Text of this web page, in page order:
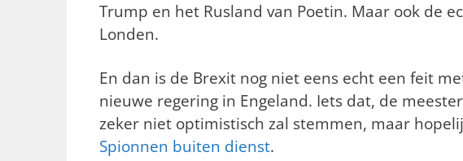
Trump en het Rusland van Poetin. Maar ook de
Londen.
En dan is de Brexit nog niet eens echt een feit
nieuwe regering in Engeland. Iets dat, de
zeker niet optimistisch zal stemmen, maar
Spionnen buiten dienst.